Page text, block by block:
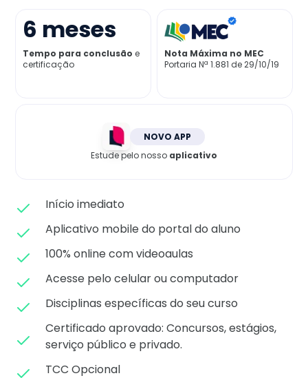
Matricule-se
6 meses
Tempo para conclusão e
certificação
Nota Máxima no MEC
Portaria Nª 1.881 de 29/10/19
NOVO APP
Estude pelo nosso aplicativo
Início imediato
Aplicativo mobile do portal do aluno
100% online com videoaulas
Acesse pelo celular ou computador
Disciplinas específicas do seu curso
Certificado aprovado: Concursos, estágios,
serviço público e privado.
TCC Opcional